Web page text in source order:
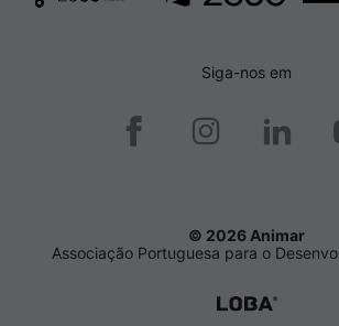
Siga-nos em
© 2026 Animar
Associação Portuguesa para o